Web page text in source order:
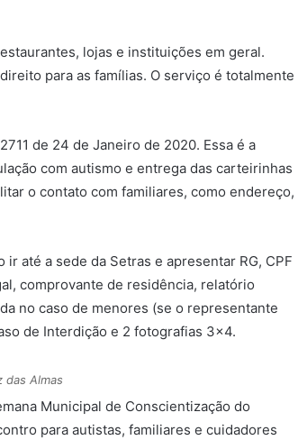
lojas e instituições em geral.
para as famílias. O serviço é totalmente
de 24 de Janeiro de 2020. Essa é a
com autismo e entrega das carteirinhas
o contato com familiares, como endereço,
até a sede da Setras e apresentar RG, CPF
comprovante de residência, relatório
no caso de menores (se o representante
de Interdição e 2 fotografias 3×4.
das Almas
Municipal de Conscientização do
para autistas, familiares e cuidadores